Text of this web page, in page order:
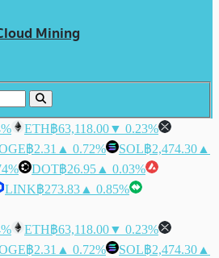
Mining
ETH฿63,118.00▼ 0.23%
฿2.31 ▲ 0.72% SOL฿2,474.30 ▲
DOT฿26.95 ▲ 0.03%
LINK฿273.83 ▲ 0.85%
ETH฿63,118.00▼ 0.23%
฿2.31 ▲ 0.72% SOL฿2,474.30 ▲